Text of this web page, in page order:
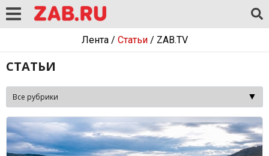
Лента/ Статьи/ ZAB.TV
СТАТЬИ